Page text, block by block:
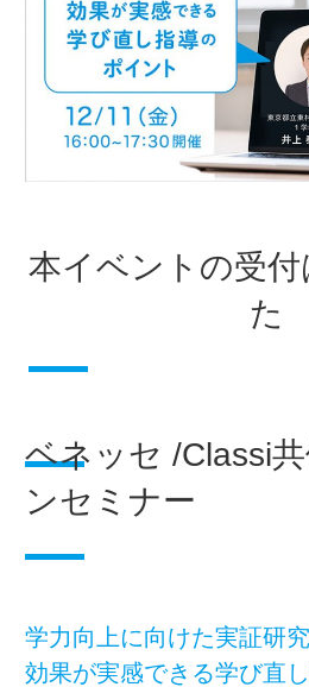
本イベントの受付
た
ベネッセ /Classi
ンセミナー
学力向上に向けた実証研
効果が実感できる学び直